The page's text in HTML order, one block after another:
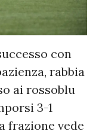
con
rabbia
ai rossoblu
3-1
frazione vede